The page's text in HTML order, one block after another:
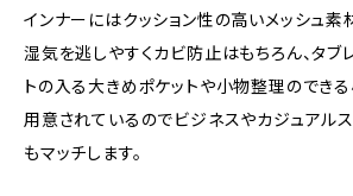
インナーにはクッション性の高いメッシュ
湿気を逃しやすくカビ防止はもちろん、タブ
トの入る大きめポケットや小物整理のでき
用意されているのでビジネスやカジュアル
もマッチします。